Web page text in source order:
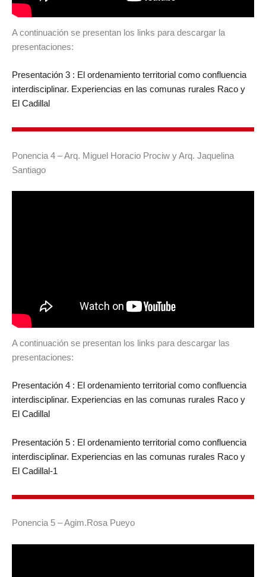
A continuación se presentan los links para descargar la
presentaciones:
Presentación 3 : El ordenamiento territorial como confluencia
interdisciplinar. Experiencias en las comunas rurales Raco y
El Cadillal
Ponencia 4 – Arq. Miguel Horacio Prociw y Arq. Jaquelina
Santiago
A continuación se presentan los links para descargar las
presentaciones:
Presentación 4 : El ordenamiento territorial como confluencia
interdisciplinar. Experiencias en las comunas rurales Raco y
El Cadillal
Presentación 5 : El ordenamiento territorial como confluencia
interdisciplinar. Experiencias en las comunas rurales Raco y
El Cadillal-1
Ponencia 5 – Agim.Rosa Pueyo